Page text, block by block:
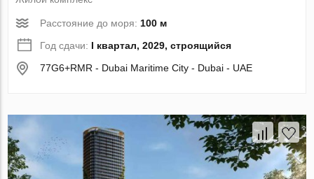
Расстояние до моря:100 м
Год сдачи: I квартал, 2029, строящийся
77G6+RMR - Dubai Maritime City - Dubai - UAE